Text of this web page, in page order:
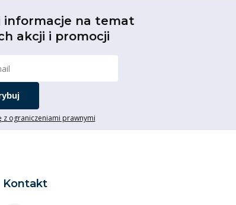
informacje na temat
akcji i promocji
z ograniczeniami prawnymi
Kontakt